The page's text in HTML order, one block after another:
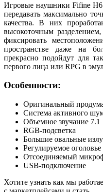
Игровые наушники Fifine
передавать максимально
качества. В них
высокоточным
фиксировать
пространстве даже на
прекрасно подойдут для
первого лица или RPG в
Особенности:
Оригинальный
Система активного
Объемное звучание 7.1
RGB-подсветка
Большие овальные
Регулируемое оголовье
Отсоединяемый
USB-подключение
Хотите узнать как мы